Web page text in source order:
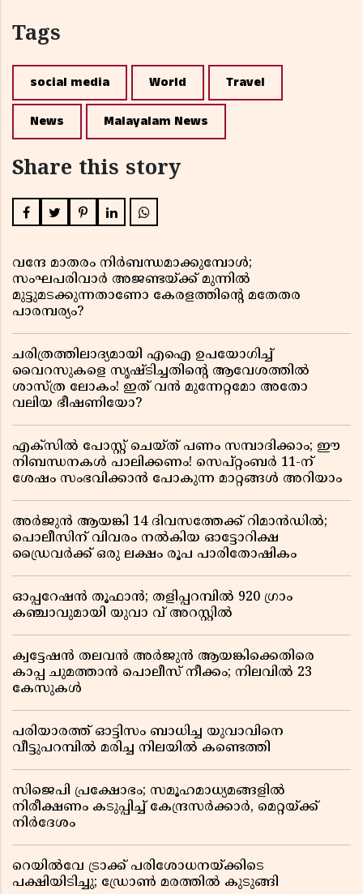
Tags
social media World Travel
News Malayalam News
Share this story
വന്ദേ മാതരം നിർബന്ധമാക്കുമ്പോൾ;
സംഘപരിവാർ അജണ്ടയ്ക്ക് മുന്നിൽ
മുട്ടുമടക്കുന്നതാണോ കേരളത്തിന്റെ മതേതര
പാരമ്പര്യം?
ചരിത്രത്തിലാദ്യമായി എഐ ഉപയോഗിച്ച്
വൈറസുകളെ സൃഷ്ടിച്ചതിന്റെ ആവേശത്തിൽ
ശാസ്ത്ര ലോകം! ഇത് വൻ മുന്നേറ്റമോ അതോ
വലിയ ഭീഷണിയോ?
എക്സിൽ പോസ്റ്റ് ചെയ്ത് പണം സമ്പാദിക്കാം; ഈ
നിബന്ധനകൾ പാലിക്കണം! സെപ്റ്റംബർ 11-ന്
ശേഷം സംഭവിക്കാൻ പോകുന്ന മാറ്റങ്ങൾ അറിയാം
അർജുൻ ആയങ്കി 14 ദിവസത്തേക്ക് റിമാൻഡിൽ;
പൊലീസിന് വിവരം നൽകിയ ഓട്ടോറിക്ഷ
ഡ്രൈവർക്ക് ഒരു ലക്ഷം രൂപ പാരിതോഷികം
ഓപ്പറേഷൻ തൂഫാൻ; തളിപ്പറമ്പിൽ 920 ഗ്രാം
കഞ്ചാവുമായി യുവാ വ് അറസ്റ്റിൽ
ക്വട്ടേഷൻ തലവൻ അർജുൻ ആയങ്കിക്കെതിരെ
കാപ്പ ചുമത്താൻ പൊലീസ് നീക്കം; നിലവിൽ 23
കേസുകൾ
പരിയാരത്ത് ഓട്ടിസം ബാധിച്ച യുവാവിനെ
വീട്ടുപറമ്പിൽ മരിച്ച നിലയിൽ കണ്ടെത്തി
സിജെപി പ്രക്ഷോഭം; സമൂഹമാധ്യമങ്ങളിൽ
നിരീക്ഷണം കടുപ്പിച്ച് കേന്ദ്രസർക്കാർ, മെറ്റയ്ക്ക്
നിർദേശം
റെയിൽവേ ട്രാക്ക് പരിശോധനയ്ക്കിടെ
പക്ഷിയിടിച്ചു; ഡ്രോൺ മരത്തിൽ കുടുങ്ങി